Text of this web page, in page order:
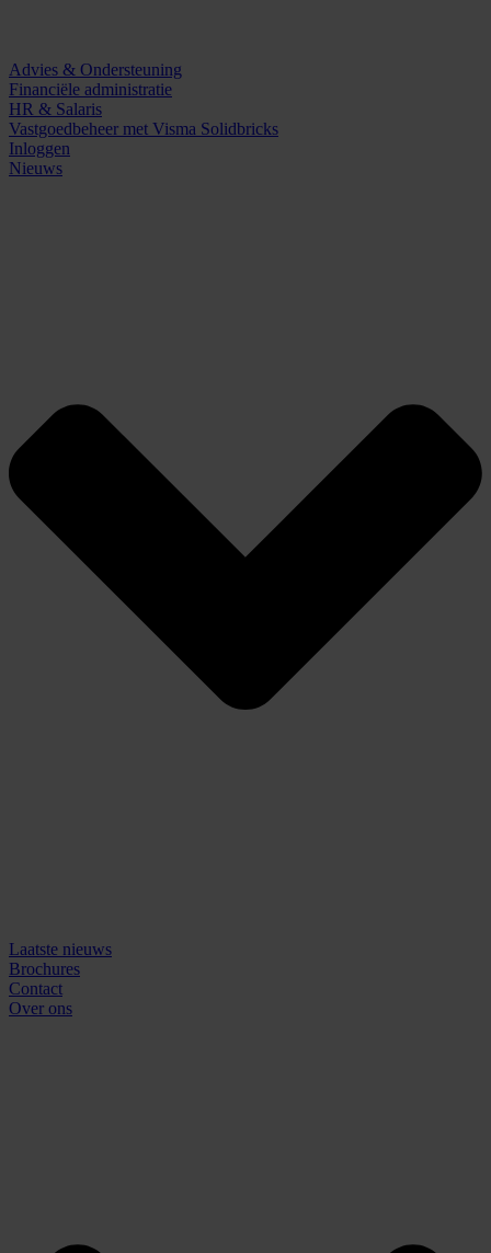
Advies & Ondersteuning
Financiële administratie
HR & Salaris
Vastgoedbeheer met Visma Solidbricks
Inloggen
Nieuws
Laatste nieuws
Brochures
Contact
Over ons